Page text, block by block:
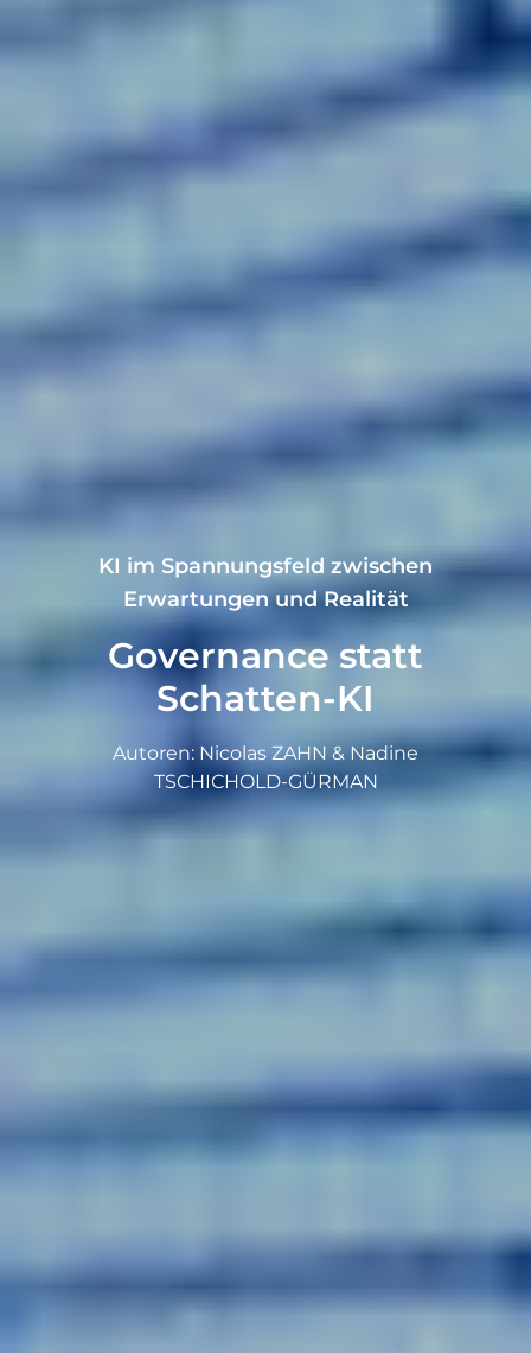
KI im Spannungsfeld zwischen
Erwartungen und Realität
Governance statt
Schatten-KI
Autoren: Nicolas ZAHN & Nadine
TSCHICHOLD-GÜRMAN